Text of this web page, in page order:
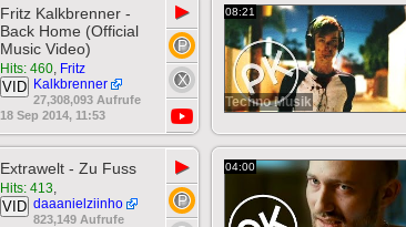
Fritz Kalkbrenner -
Back Home (Official
Music Video)
Hits: 460, Fritz
Kalkbrenner
VID
27,308,093 Aufrufe
18 Sep 2014, 11:53
▶ 08:21
Techno Musik
Extrawelt - Zu Fuss
Hits: 413,
daaanielziinho
VID
823,149 Aufrufe
▶ 04:00